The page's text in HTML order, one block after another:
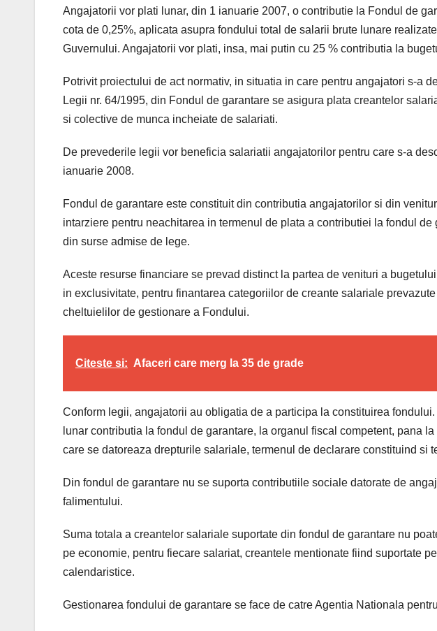
Angajatorii vor plati lunar, din 1 ianuarie 2007, o contributie la Fondul de
cota de 0,25%, aplicata asupra fondului total de salarii brute lunare
Guvernului. Angajatorii vor plati, insa, mai putin cu 25 % contributia la
Potrivit proiectului de act normativ, in situatia in care pentru angajatori s-a
Legii nr. 64/1995, din Fondul de garantare se asigura plata creantelor
si colective de munca incheiate de salariati.
De prevederile legii vor beneficia salariatii angajatorilor pentru care s-a
ianuarie 2008.
Fondul de garantare este constituit din contributia angajatorilor si din
intarziere pentru neachitarea in termenul de plata a contributiei la fondul
din surse admise de lege.
Aceste resurse financiare se prevad distinct la partea de venituri a
in exclusivitate, pentru finantarea categoriilor de creante salariale
cheltuielilor de gestionare a Fondului.
Citeste si: Afaceri care merg la 35 de grade
Conform legii, angajatorii au obligatia de a participa la constituirea
lunar contributia la fondul de garantare, la organul fiscal competent, pana
care se datoreaza drepturile salariale, termenul de declarare constituind si
Din fondul de garantare nu se suporta contributiile sociale datorate de
falimentului.
Suma totala a creantelor salariale suportate din fondul de garantare nu
pe economie, pentru fiecare salariat, creantele mentionate fiind suportate
calendaristice.
Gestionarea fondului de garantare se face de catre Agentia Nationala